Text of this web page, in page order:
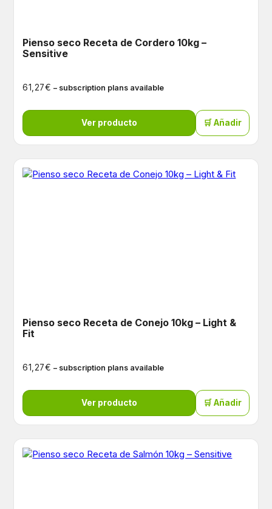
Pienso seco Receta de Cordero 10kg –
Sensitive
61,27€ – subscription plans available
Ver producto 🛒 Añadir
Pienso seco Receta de Conejo 10kg – Light &
Fit
61,27€ – subscription plans available
Ver producto 🛒 Añadir